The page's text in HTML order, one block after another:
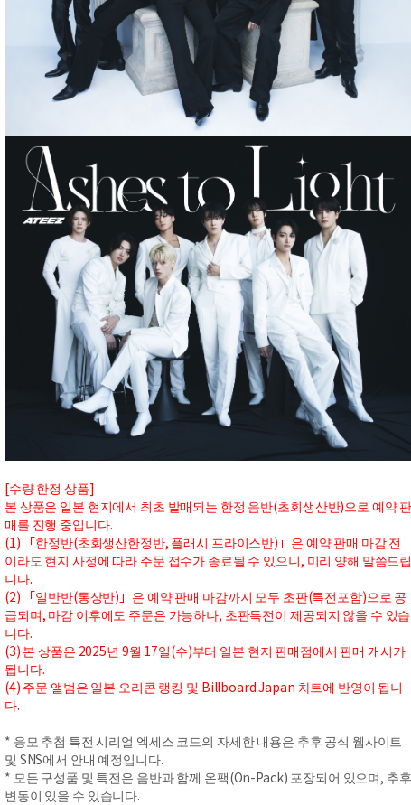
[수량 한정 상품]
본 상품은 일본 현지에서 최초 발매되는 한정 음반(초회생산반)으로 예약 판
매를 진행 중입니다.
(1) 「한정반(초회생산한정반, 플래시 프라이스반)」은 예약 판매 마감 전
이라도 현지 사정에 따라 주문 접수가 종료될 수 있으니, 미리 양해 말씀드립
니다.
(2) 「일반반(통상반)」은 예약 판매 마감까지 모두 초판(특전포함)으로 공
급되며, 마감 이후에도 주문은 가능하나, 초판특전이 제공되지 않을 수 있습
니다.
(3) 본 상품은 2025년 9월 17일(수)부터 일본 현지 판매점에서 판매 개시가
됩니다.
(4) 주문 앨범은 일본 오리콘 랭킹 및 Billboard Japan 차트에 반영이 됩니
다.
* 응모 추첨 특전 시리얼 엑세스 코드의 자세한 내용은 추후 공식 웹사이트
및 SNS에서 안내 예정입니다.
* 모든 구성품 및 특전은 음반과 함께 온팩(On-Pack) 포장되어 있으며, 추후
변동이 있을 수 있습니다.